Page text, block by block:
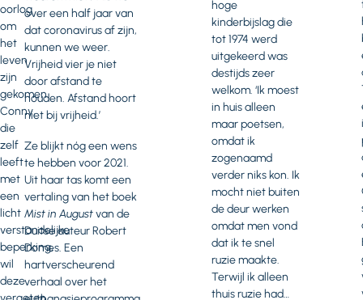
oorlog
om
het
leven
zijn
gekomen.
Conny,
die
zelf
leeft
met
een
licht
verstandelijke
beperking,
wil
deze
over een half jaar van
dat coronavirus af zijn,
kunnen we weer.
Vrijheid vier je niet
door afstand te
houden. Afstand hoort
niet bij vrijheid.’
Ze blijkt nóg een wens
te hebben voor 2021.
Uit haar tas komt een
vertaling van het boek
Mist in Augustvan de
Duitse auteur Robert
Domes. Een
hartverscheurend
verhaal over het
hoge
kinderbijslag die
tot 1974 werd
uitgekeerd was
destijds zeer
welkom. ‘Ik moest
in huis alleen
maar poetsen,
omdat ik
zogenaamd
verder niks kon. Ik
mocht niet buiten
de deur werken
omdat men vond
dat ik te snel
ruzie maakte.
Terwijl ik alleen
thuis ruzie had…